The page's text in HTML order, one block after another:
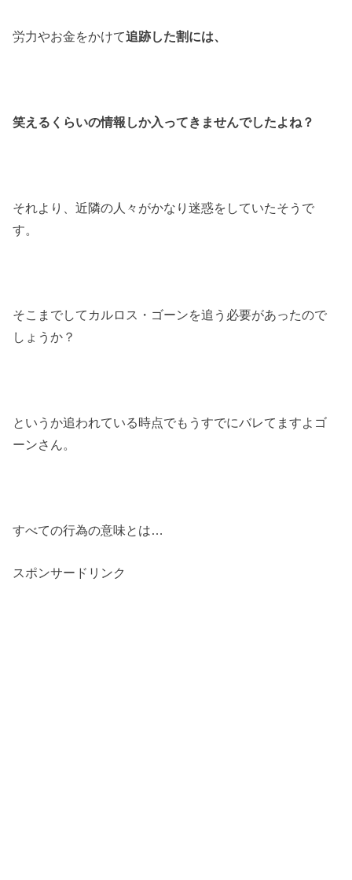
労力やお金をかけて追跡した割には、
笑えるくらいの情報しか入ってきませんでしたよね？
それより、近隣の人々がかなり迷惑をしていたそうで
す。
そこまでしてカルロス・ゴーンを追う必要があったので
しょうか？
というか追われている時点でもうすでにバレてますよゴ
ーンさん。
すべての行為の意味とは…
スポンサードリンク